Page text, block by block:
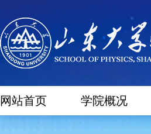
网站首页 学院概况